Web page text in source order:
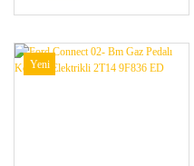
Yeni